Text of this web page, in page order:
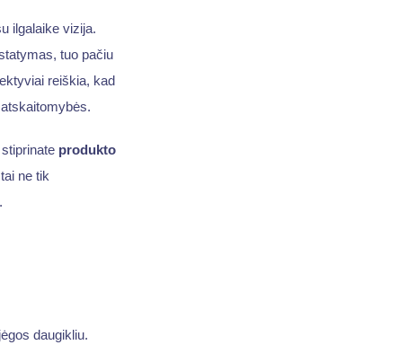
ilgalaike vizija.
tuo pačiu
reiškia, kad
produkto
ne tik
daugikliu.